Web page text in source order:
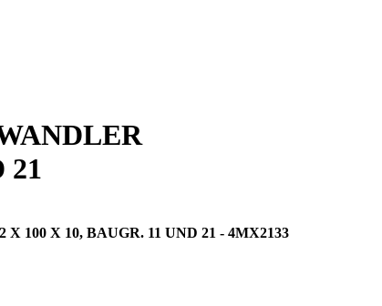
21
100 X 10, BAUGR. 11 UND 21 - 4MX2133